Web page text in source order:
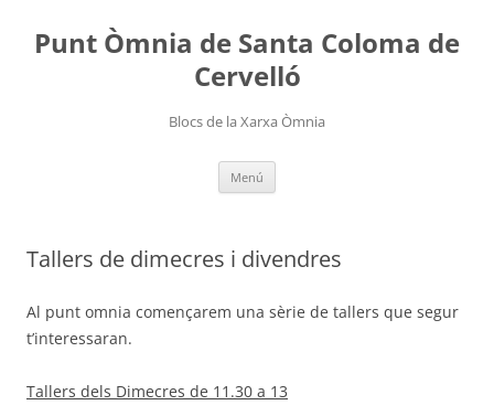
Punt Òmnia de Santa Coloma de
Cervelló
Blocs de la Xarxa Òmnia
Menú
Tallers de dimecres i divendres
Al punt omnia començarem una sèrie de tallers que segur
t’interessaran.
Tallers dels Dimecres de 11.30 a 13